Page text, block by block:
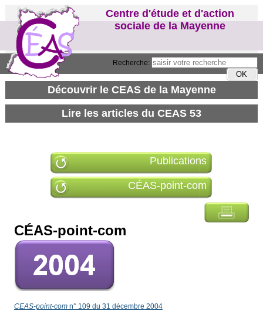
Recherche:
Centre d'étude et d'action
sociale de la Mayenne
Publications
CÉAS-point-com
CÉAS-point-com
CEAS-point-comn° 109 du 31 décembre 2004